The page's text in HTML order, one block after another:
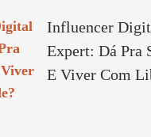
Influencer
Expert: Dá Pra
E Viver Com